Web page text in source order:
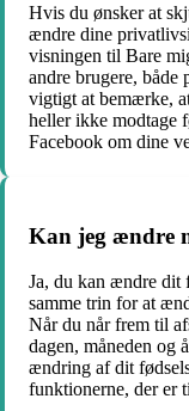
Hvis du ønsker at
ændre dine
visningen til Bare
andre brugere, både
vigtigt at bemærke,
heller ikke modtage
Facebook om dine
Kan jeg ændre
Ja, du kan ændre dit
samme trin for at
Når du når frem til
dagen, måneden og
ændring af dit
funktionerne, der er